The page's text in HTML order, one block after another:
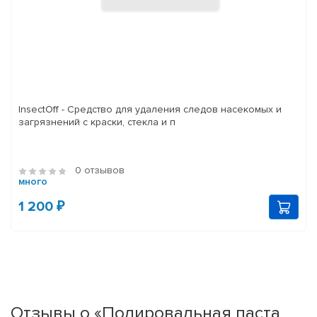
InsectOff - Средство для удаления следов насекомых и
загрязнений с краски, стекла и п
0 отзывов
много
1 200 ₽